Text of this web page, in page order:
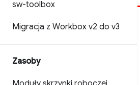
sw-toolbox
Migracja z Workbox v2 do v3
Zasoby
Opublikuj coś
Zgłoś błąd
Zobacz nierozwiązane problemy